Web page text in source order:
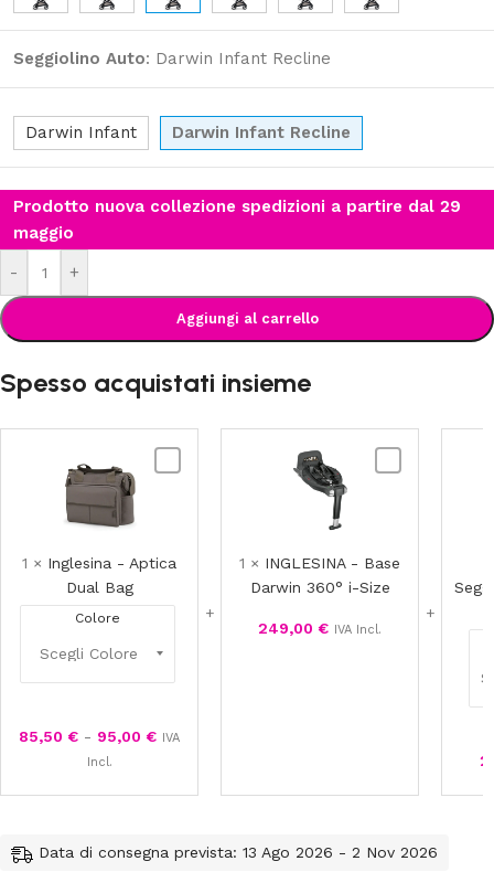
Seggiolino Auto: Darwin Infant Recline
Darwin Infant Darwin Infant Recline
Prodotto nuova collezione spedizioni a partire dal 29
maggio
-
+
Aggiungi al carrello
Spesso acquistati insieme
Bag
1 × Inglesina - Aptica
Dual Bag
Colore
85,50 € - 95,00 €
IVA
Incl.
1 × INGLESINA - Base
Darwin 360° i-Size
249,00 € IVA Incl.
Data di consegna prevista: 13 Ago 2026 - 2 Nov 2026